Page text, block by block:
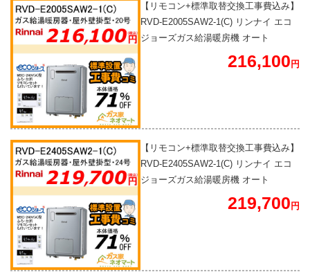
【リモコン+標準取替交換工事費込み】
RVD-E2005SAW2-1(C) リンナイ エコ
ジョーズガス給湯暖房機 オート
216,100 円
【リモコン+標準取替交換工事費込み】
RVD-E2405SAW2-1(C) リンナイ エコ
ジョーズガス給湯暖房機 オート
219,700 円